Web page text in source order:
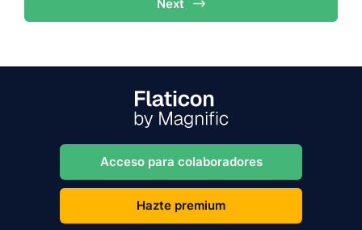
Next
Acceso para colaboradores
Hazte premium